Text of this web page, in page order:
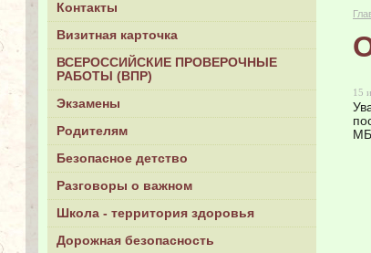
Контакты
Визитная карточка
ВСЕРОССИЙСКИЕ ПРОВЕРОЧНЫЕ
РАБОТЫ (ВПР)
Экзамены
Родителям
Безопасное детство
Разговоры о важном
Школа - территория здоровья
Дорожная безопасность
15